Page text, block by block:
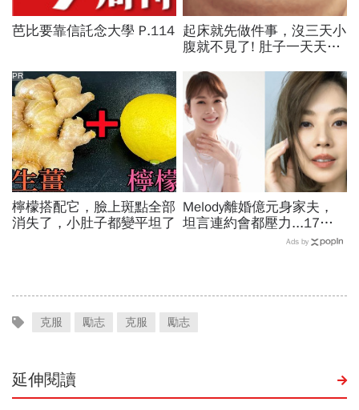
芭比要靠信託念大學 P.114 起床就先做件事，沒三天小
腹就不見了! 肚子一天天變
檸檬搭配它，臉上斑點全部
消失了，小肚子都變平坦了
PR
Melody離婚億元身家夫，
坦言連約會都壓力...17年
婚姻曾為求子險喪命：遺憾
Ads by
克服 勵志 克服 勵志
延伸閱讀